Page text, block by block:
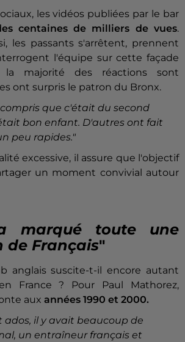
les vidéos publiées par le bar
centaines de milliers de vues.
les passants s'arrêtent, prennent
l'équipe sur cette façade
la majorité des réactions sont
ont surpris le patron du Bronx.
que c'était du second
bon enfant. D'autres ont fait
peu rapides."
excessive, il assure que l'objectif
un moment convivial autour
marqué toute une
de Français"
anglais suscite-t-il encore autant
France ? Pour Paul Mathorez,
aux années 1990 et 2000.
il y avait beaucoup de
un entraîneur français et